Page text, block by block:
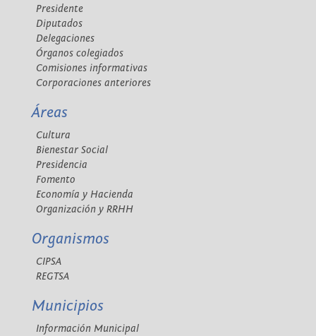
Presidente
Diputados
Delegaciones
Órganos colegiados
Comisiones informativas
Corporaciones anteriores
Áreas
Cultura
Bienestar Social
Presidencia
Fomento
Economía y Hacienda
Organización y RRHH
Organismos
CIPSA
REGTSA
Municipios
Información Municipal